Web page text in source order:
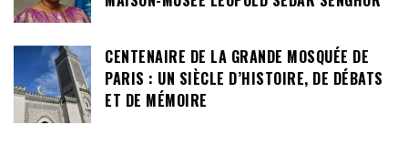
CENTENAIRE DE LA GRANDE MOSQUÉE DE
PARIS : UN SIÈCLE D’HISTOIRE, DE DÉBATS
ET DE MÉMOIRE